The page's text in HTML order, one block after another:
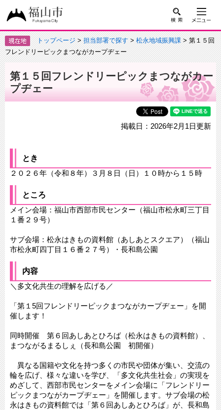
トップページ>担当部署で探す>松永地域振興課> 第１５回
フレンドリーピックまつながカープヂェー
第１５回フレンドリーピックまつながカー
プヂェー
掲載日：2026年2月1日更新
とき
２０２６年（令和８年）３月８日（日）１０時から１５時
ところ
メイン会場：福山市西部市民センター（福山市松永町三丁目
１番２９号）
サブ会場：松永はきもの資料館（あしあとスクエア）（福山
市松永町四丁目１６番２７号）・長和島公園
内容
＼多文化共生の理解を広げる／
「第１5回フレンドリーピックまつながカープヂェー」を開
催します！
同時開催 第６回あしあとひろば（松永はきもの資料館）、
まつながるまるしぇ（長和島公園 初開催）
異なる国籍や文化を持つ多くの市民や団体が集い、交流の
輪を広げ、様々な違いを学び、「多文化共生社会」の実現を
めざして、西部市民センターをメイン会場に「フレンドリー
ピックまつながカープヂェー」を開催します。サブ会場の松
永はきもの資料館では「第６回あしあとひろば」が、長和島